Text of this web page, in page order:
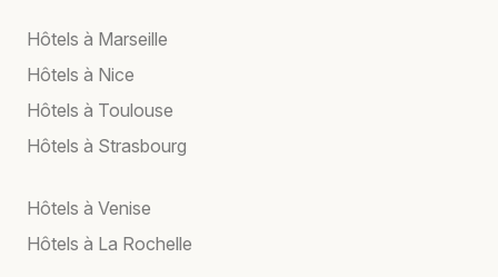
Hôtels à Marseille
Hôtels à Nice
Hôtels à Toulouse
Hôtels à Strasbourg
Hôtels à Venise
Hôtels à La Rochelle